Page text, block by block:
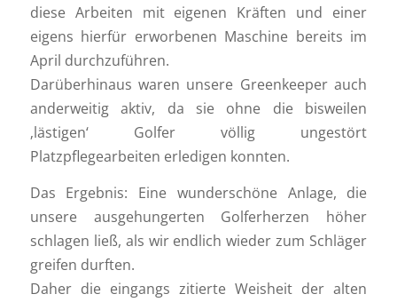
diese Arbeiten mit eigenen Kräften und einer
eigens hierfür erworbenen Maschine bereits im
April durchzuführen.
Darüberhinaus waren unsere Greenkeeper auch
anderweitig aktiv, da sie ohne die bisweilen
‚lästigen‘ Golfer völlig ungestört
Platzpflegearbeiten erledigen konnten.
Das Ergebnis: Eine wunderschöne Anlage, die
unsere ausgehungerten Golferherzen höher
schlagen ließ, als wir endlich wieder zum Schläger
greifen durften.
Daher die eingangs zitierte Weisheit der alten